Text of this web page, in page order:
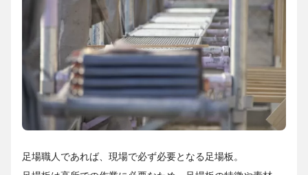
足場職人であれば、現場で必ず必要となる足場板。